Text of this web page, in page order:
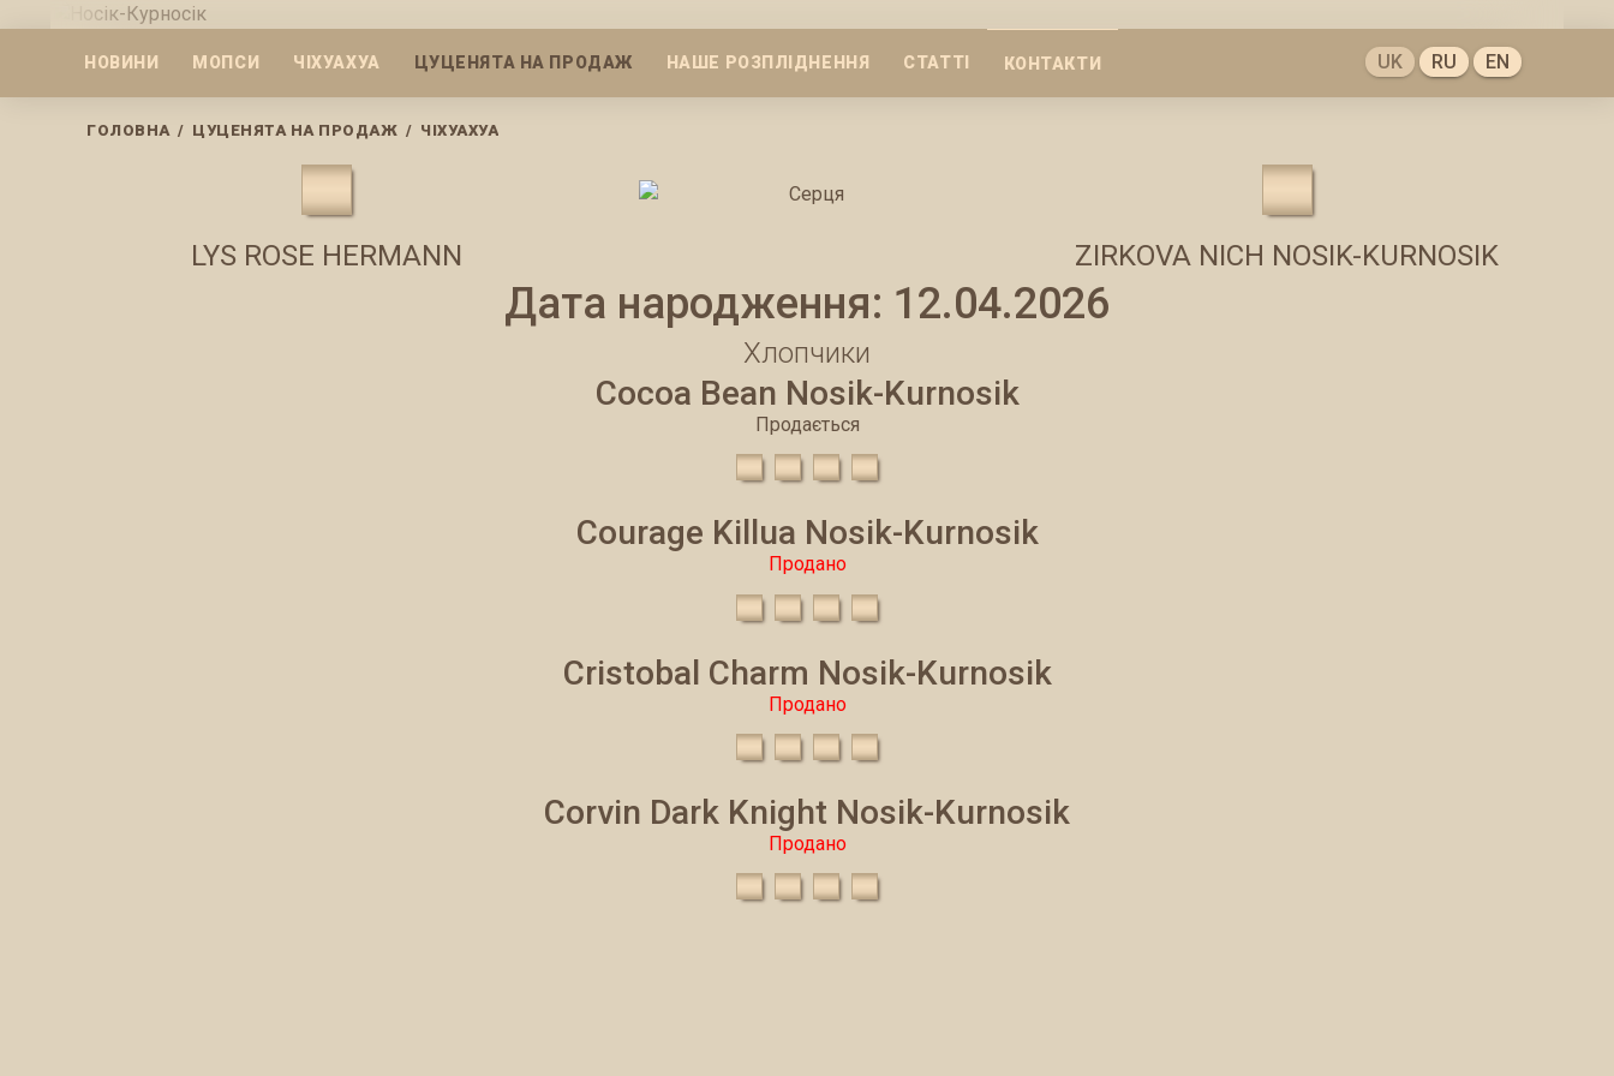
НОВИНИ МОПСИ ЧІХУАХУА ЦУЦЕНЯТА НА ПРОДАЖ НАШЕ РОЗПЛІДНЕННЯ СТАТТІ КОНТАКТИ UK RU EN
ГОЛОВНА / ЦУЦЕНЯТА НА ПРОДАЖ / ЧІХУАХУА
LYS ROSE HERMANN ZIRKOVA NICH NOSIK-KURNOSIK
Дата народження: 12.04.2026
Хлопчики
Cocoa Bean Nosik-Kurnosik
Продається
Courage Killua Nosik-Kurnosik
Продано
Сristobal Charm Nosik-Kurnosik
Продано
Соrvin Dark Knight Nosik-Kurnosik
Продано